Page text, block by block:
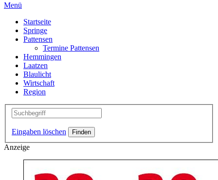
Menü
Startseite
Springe
Pattensen
Termine Pattensen
Hemmingen
Laatzen
Blaulicht
Wirtschaft
Region
Eingaben löschen
Anzeige